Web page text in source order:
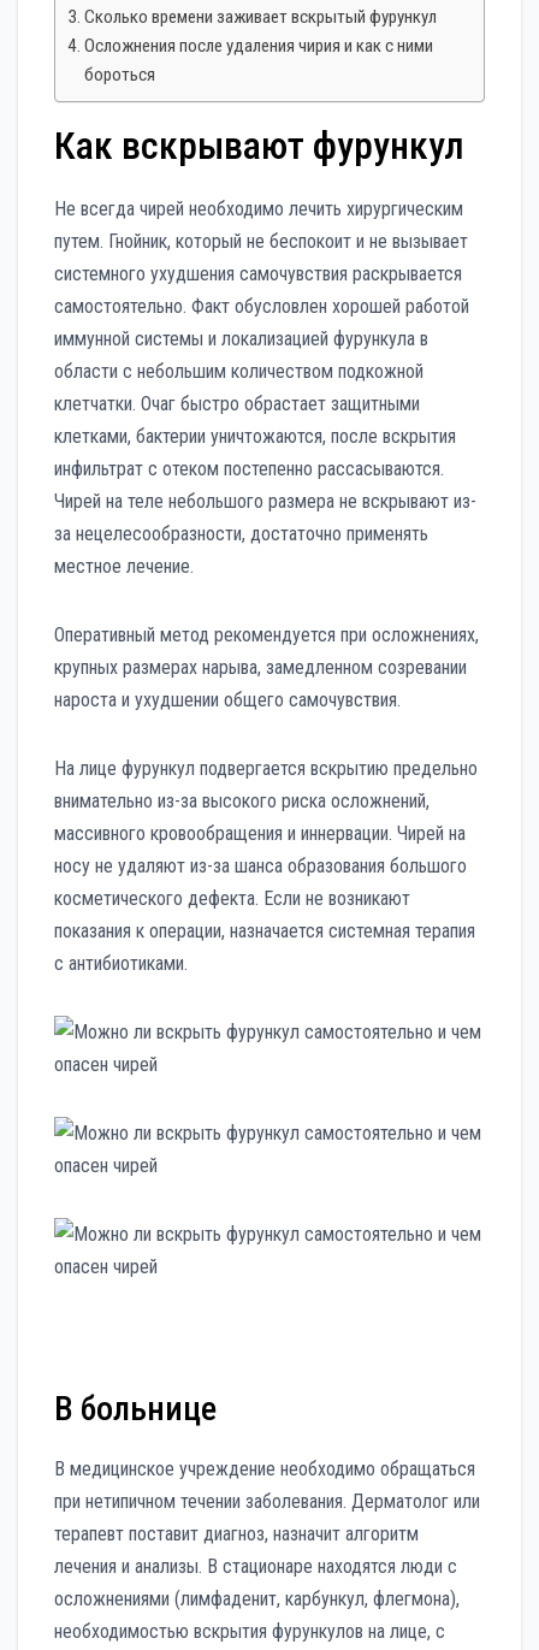
Сколько времени заживает вскрытый фурункул
Осложнения после удаления чирия и как с ними
бороться
Как вскрывают фурункул
Не всегда чирей необходимо лечить хирургическим
путем. Гнойник, который не беспокоит и не вызывает
системного ухудшения самочувствия раскрывается
самостоятельно. Факт обусловлен хорошей работой
иммунной системы и локализацией фурункула в
области с небольшим количеством подкожной
клетчатки. Очаг быстро обрастает защитными
клетками, бактерии уничтожаются, после вскрытия
инфильтрат с отеком постепенно рассасываются.
Чирей на теле небольшого размера не вскрывают из-
за нецелесообразности, достаточно применять
местное лечение.
Оперативный метод рекомендуется при осложнениях,
крупных размерах нарыва, замедленном созревании
нароста и ухудшении общего самочувствия.
На лице фурункул подвергается вскрытию предельно
внимательно из-за высокого риска осложнений,
массивного кровообращения и иннервации. Чирей на
носу не удаляют из-за шанса образования большого
косметического дефекта. Если не возникают
показания к операции, назначается системная терапия
с антибиотиками.
В больнице
В медицинское учреждение необходимо обращаться
при нетипичном течении заболевания. Дерматолог или
терапевт поставит диагноз, назначит алгоритм
лечения и анализы. В стационаре находятся люди с
осложнениями (лимфаденит, карбункул, флегмона),
необходимостью вскрытия фурункулов на лице, с